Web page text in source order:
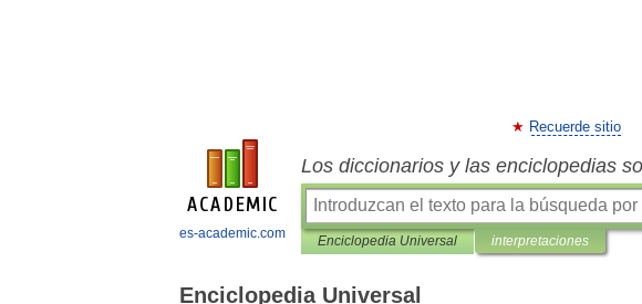
es-academic.com
Recuerde sitio
Los diccionarios y las enciclopedias
Enciclopedia Universal interpretaciones
Enciclopedia Universal